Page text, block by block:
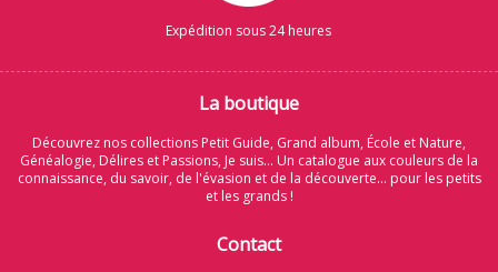
Expédition sous 24 heures
La boutique
Découvrez nos collections Petit Guide, Grand album, École et Nature,
Généalogie, Délires et Passions, Je suis... Un catalogue aux couleurs de la
connaissance, du savoir, de l'évasion et de la découverte... pour les petits
et les grands !
Contact